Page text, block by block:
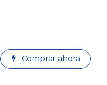
Comprar ahora